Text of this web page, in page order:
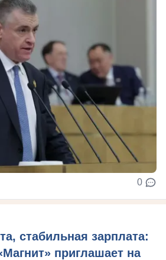
0
стабильная зарплата:
приглашает на